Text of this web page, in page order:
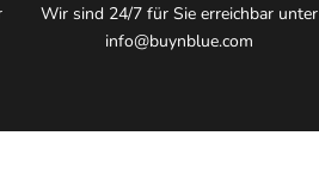
Wir sind 24/7 für Sie erreichbar unter
info@buynblue.com